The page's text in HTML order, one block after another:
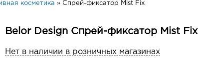
косметика » Спрей-фиксатор Mist Fix
Belor Design Спрей-фиксатор Mist Fix
Нет в наличии в розничных магазинах